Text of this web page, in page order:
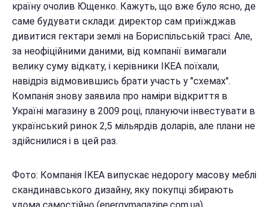
країну очолив Ющенко. Кажуть, що вже було ясно, де
саме будувати склади: директор сам приїжджав
дивитися гектари землі на Бориспільській трасі. Але,
за неофіційними даними, від компанії вимагали
велику суму відкату, і керівники IKEA поїхали,
навідріз відмовившись брати участь у "схемах".
Компанія знову заявила про наміри відкриття в
Україні магазину в 2009 році, плануючи інвестувати в
український ринок 2,5 мільярдів доларів, але плани не
здійснилися і в цей раз.
Фото: Компанія IKEA випускає недорогу масову меблі
скандинавського дизайну, яку покупці збирають